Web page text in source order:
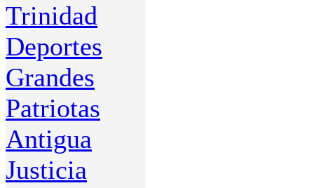
Trinidad
Deportes
Grandes
Patriotas
Antigua
Justicia